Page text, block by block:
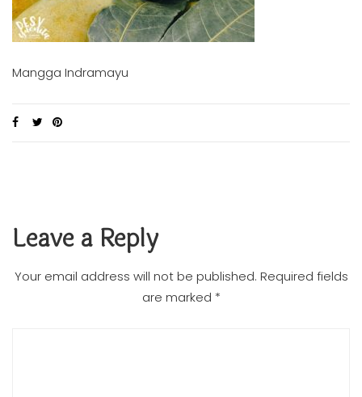
Mangga Indramayu
Leave a Reply
Your email address will not be published. Required fields
are marked *